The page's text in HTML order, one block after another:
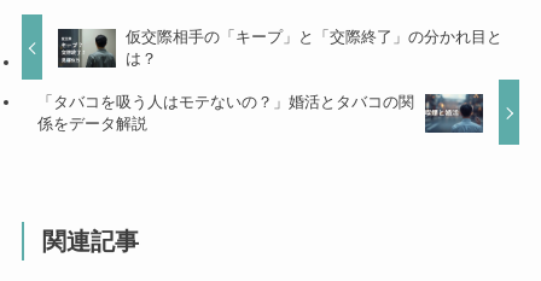
仮交際相手の「キープ」と「交際終了」の分かれ目と
は？
「タバコを吸う人はモテないの？」婚活とタバコの関
係をデータ解説
関連記事